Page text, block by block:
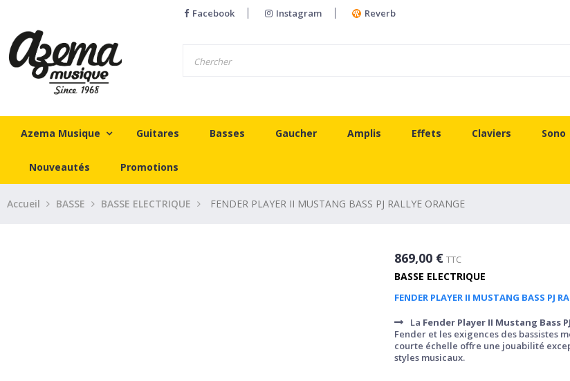
Facebook Instagram Reverb
Azema Musique Guitares Basses Gaucher Amplis Effets Claviers Sono
Nouveautés Promotions
Accueil BASSE BASSE ELECTRIQUE FENDER PLAYER II MUSTANG BASS PJ RALLYE ORANGE
869,00 € TTC
BASSE ELECTRIQUE
FENDER PLAYER II MUSTANG BASS PJ
La Fender Player II Mustang Bass
Fender et les exigences des bassistes
courte échelle offre une jouabilité
styles musicaux.